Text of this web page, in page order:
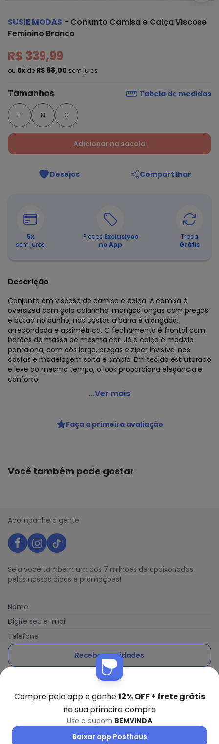
SUSIE MODAS - Conjunto Camisa e Calça Viscose
Feminino Branco
R$ 339,99
ou 5x de R$ 68,00 sem juros
Tamanhos Tabela de medidas
P M G
Adicionar na sacola
Desejos Compartilhar
5x
sem juros
Preços Exclusivos
no App
Troca
Grátis
Descrição
Conjunto em viscose de camisa e calça. A camisa é
oversized com gola colarinho, mangas longas com pregas
e botão no punho, nas costas a barra é alongada,
arredondada e assimétrica. O fechamento é frontal com
botões de massa de mesma cor. Já a calça é modelo
pantalona, com cós largo, pregas e zíper invisível nas
costas e modelagem solta e ampla. Em tecido estruturado
e leve ao mesmo tempo, o look proporciona elegância e
conforto.
Susie Modas - Conjunto Camisa e Calça Viscose
Código do produto: 22717929
...Ver mais
Faça a primeira avaliação
Você também pode gostar
Acompanhe a gente
Seja você também um dos 7 milhões de apaixonados
pelas nossas dicas e promoções!
Nome
Digite seu e-mail
Telefone
Receber novidades
Ao enviar o cadastro, você concorda com a nossa
Posthaus é uma marca da Posthaus Ltda / CNPJ:
Compre pelo app e ganhe12% OFF + frete grátis
na sua primeira compra
Use o cupom BEMVINDA
Baixar app Posthaus